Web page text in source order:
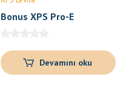
Bonus XPS Pro-E
Devamını oku